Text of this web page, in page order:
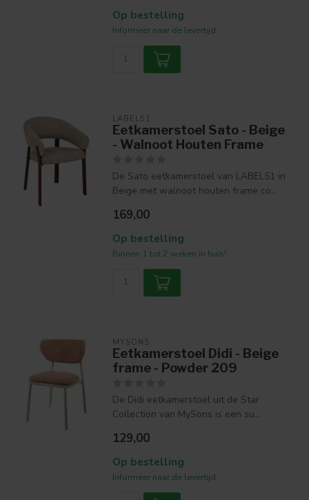
Op bestelling
Informeer naar de levertijd
LABEL51
Eetkamerstoel Sato - Beige
- Walnoot Houten Frame
De Sato eetkamerstoel van LABEL51 in
Beige met walnoot houten frame co...
169,00
Op bestelling
Binnen 1 tot 2 weken in huis!
MYSONS
Eetkamerstoel Didi - Beige
frame - Powder 209
De Didi eetkamerstoel uit de Star
Collection van MySons is een su...
129,00
Op bestelling
Informeer naar de levertijd